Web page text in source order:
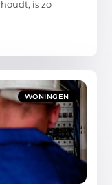
is zo
WONINGEN